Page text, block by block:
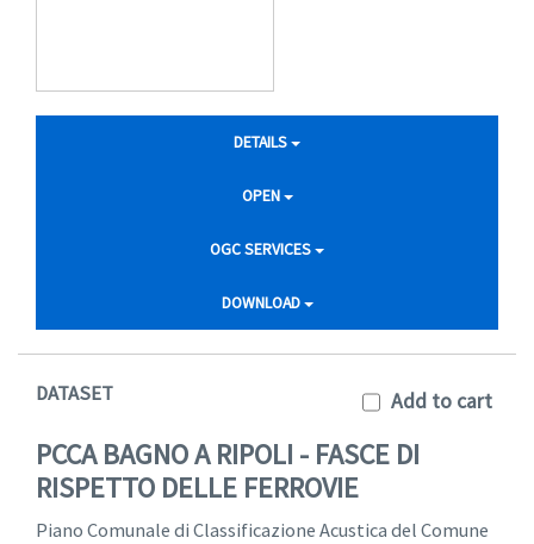
DETAILS
OPEN
OGC SERVICES
DOWNLOAD
DATASET Add to cart
PCCA BAGNO A RIPOLI - FASCE DI
RISPETTO DELLE FERROVIE
Piano Comunale di Classificazione Acustica del Comune